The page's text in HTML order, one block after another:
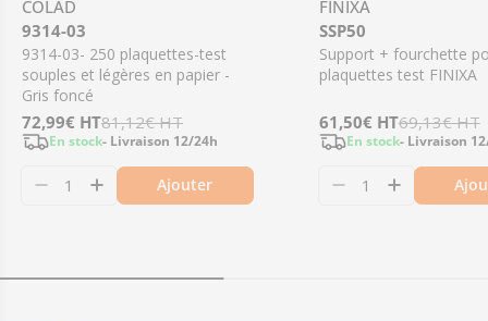
COLAD
9314-03
9314-03- 250 plaquettes-test
souples et légères en papier -
Gris foncé
Prix
vente
72,99€ HT
Prix
81,12€HT
En stock- Livraison 12/24h
Diminuer la quantité pour 9314-03- 250
Augmenter la quantité pour 9314-03-
Ajouter
FINIXA
SSP50
Support + fourchette
plaquettes test FINIXA
Prix
vente
61,50€ HT
Prix
69,13€HT
En stock- Livraison
Diminuer la